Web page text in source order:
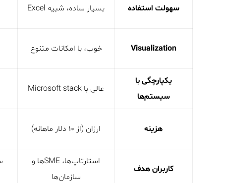
سهولت استفاده بسیار ساده، شبیه Excel
Visualization خوب، با امکانات متنوع
یکپارچگی با
سیستم‌ها
عالی با Microsoft stack
هزینه ارزان (از ۱۰ دلار ماهانه)
کاربران هدف
استارتاپ‌ها، SMEها و
سازمان‌ها